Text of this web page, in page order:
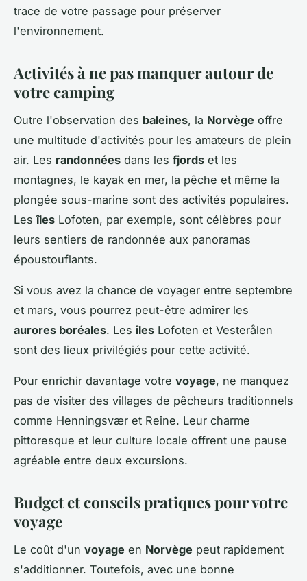
trace de votre passage pour préserver
l'environnement.
Activités à ne pas manquer autour de
votre camping
Outre l'observation des baleines, la Norvège offre
une multitude d'activités pour les amateurs de plein
air. Les randonnées dans les fjords et les
montagnes, le kayak en mer, la pêche et même la
plongée sous-marine sont des activités populaires.
Lesîles Lofoten, par exemple, sont célèbres pour
leurs sentiers de randonnée aux panoramas
époustouflants.
Si vous avez la chance de voyager entre septembre
et mars, vous pourrez peut-être admirer les
aurores boréales. Lesîles Lofoten et Vesterålen
sont des lieux privilégiés pour cette activité.
Pour enrichir davantage votre voyage, ne manquez
pas de visiter des villages de pêcheurs traditionnels
comme Henningsvær et Reine. Leur charme
pittoresque et leur culture locale offrent une pause
agréable entre deux excursions.
Budget et conseils pratiques pour votre
voyage
Le coût d'un voyage en Norvège peut rapidement
s'additionner. Toutefois, avec une bonne